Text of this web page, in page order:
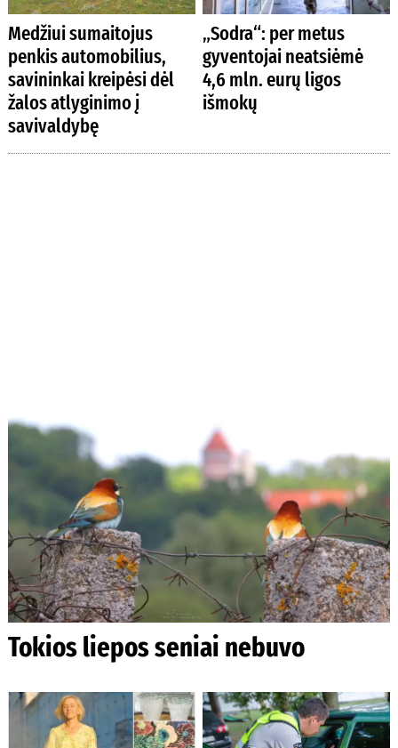
Medžiui sumaitojus
penkis automobilius,
savininkai kreipėsi dėl
žalos atlyginimo į
savivaldybę
„Sodra“: per metus
gyventojai neatsiėmė
4,6 mln. eurų ligos
išmokų
Tokios liepos seniai nebuvo